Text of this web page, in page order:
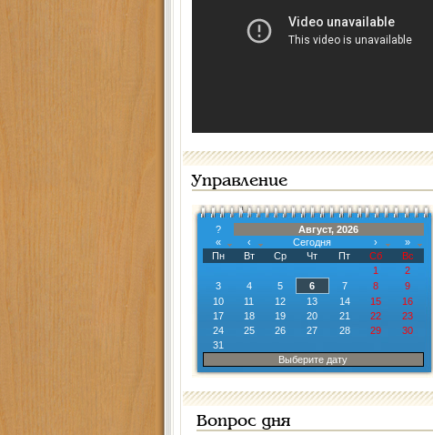
Управление
?
Август, 2026
«
‹ Сегодня ›
»
Пн
Вт Ср Чт Пт Сб
Вс
1
2
3
4 5 6 7 8
9
10
11 12 13 14 15
16
17
18 19 20 21 22
23
24
25 26 27 28 29
30
31
Выберите дату
Вопрос дня